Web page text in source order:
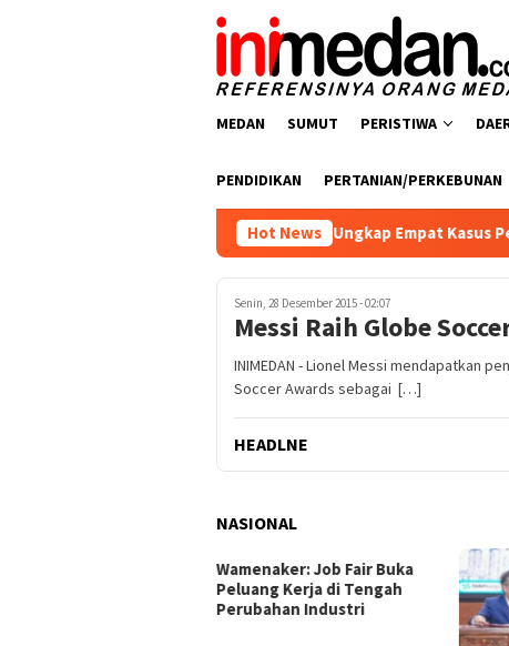
MEDAN SUMUT PERISTIWA
PENDIDIKAN PERTANIAN/PERKEBUNAN
Hot News
Polres Batu Bara Ungkap Empat Kasus Peredaran
Senin, 28 Desember 2015 - 02:07
Messi Raih Globe
INIMEDAN - Lionel Messi mendapatkan
Soccer Awards sebagai […]
HEADLNE
NASIONAL